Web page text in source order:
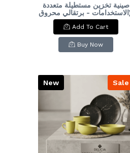
صينية تخزين مستطيلة متعددة
الاستخدامات - برتقالي محروق):
Versatile Rectangular
Storage Tray - Burnt
Orange
Add To Cart
Buy Now
Sale
New